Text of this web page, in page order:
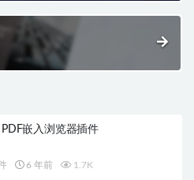
嵌入浏览器插件
6 年前 1.7K